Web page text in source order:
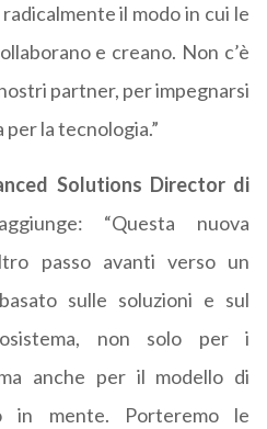
il modo in cui le
e creano. Non c’è
partner, per impegnarsi
la tecnologia.”
Solutions Director di
“Questa nuova
passo avanti verso un
sulle soluzioni e sul
non solo per i
anche per il modello di
in mente. Porteremo le